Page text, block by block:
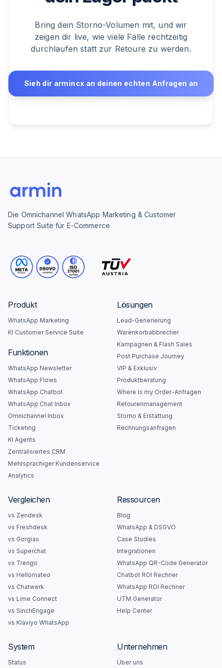
Bring dein Storno-Volumen mit, und wir
zeigen dir live, wie viele Fälle rechtzeitig
durchlaufen statt zur Retoure zu werden.
Sieh dir armincx an deinen echten Anfragen an
Die Omnichannel WhatsApp Marketing & Customer
Support Suite für E-Commerce
Produkt
WhatsApp Marketing
KI Customer Service Suite
Funktionen
WhatsApp Newsletter
WhatsApp Flows
WhatsApp Chatbot
WhatsApp Chat Inbox
Omnichannel Inbox
Ticketing
KI Agents
Zentralisiertes CRM
Mehrsprachiger Kundenservice
Analytics
Lösungen
Lead-Generierung
Warenkorbabbrecher
Kampagnen & Flash Sales
Post Purchase Journey
VIP & Exklusiv
Produktberatung
Where is my Order-Anfragen
Retourenmanagement
Storno & Erstattung
Rechnungsanfragen
Vergleichen
vs Zendesk
vs Freshdesk
vs Gorgias
vs Superchat
vs Trengo
vs Hellomateo
vs Chatwerk
vs Lime Connect
vs SinchEngage
vs Klaviyo WhatsApp
Ressourcen
Blog
WhatsApp & DSGVO
Case Studies
Integrationen
WhatsApp QR-Code Generator
Chatbot ROI Rechner
WhatsApp ROI Rechner
UTM Generator
Help Center
System
Status
Unternehmen
Über uns